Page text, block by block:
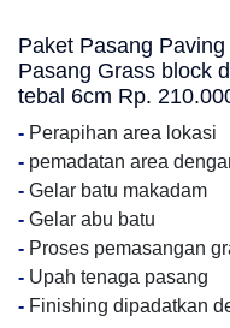
Paket Pasang Paving
Pasang Grass block
tebal 6cm Rp.
- Perapihan area lokasi
- pemadatan area
- Gelar batu makadam
- Gelar abu batu
- Proses pemasangan
- Upah tenaga pasang
- Finishing dipadatkan